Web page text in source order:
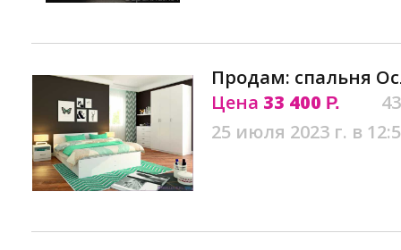
Продам: спальня
Цена 33 400 Р.
25 июля 2023 г. в